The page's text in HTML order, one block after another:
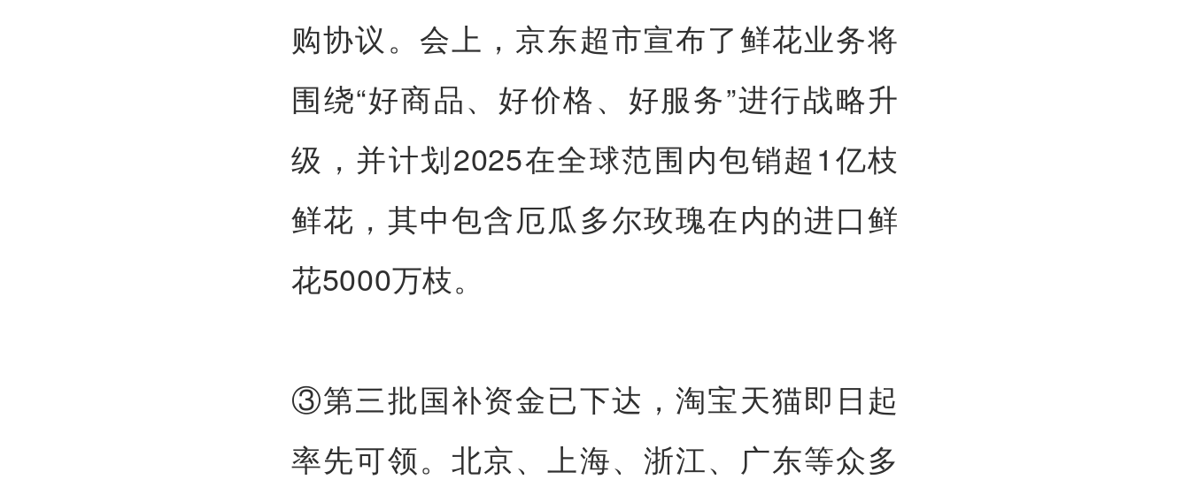
购协议。会上，京东超市宣布了鲜花业务将
围绕“好商品、好价格、好服务”进行战略升
级，并计划2025在全球范围内包销超1亿枝
鲜花，其中包含厄瓜多尔玫瑰在内的进口鲜
花5000万枝。
③第三批国补资金已下达，淘宝天猫即日起
率先可领。北京、上海、浙江、广东等众多